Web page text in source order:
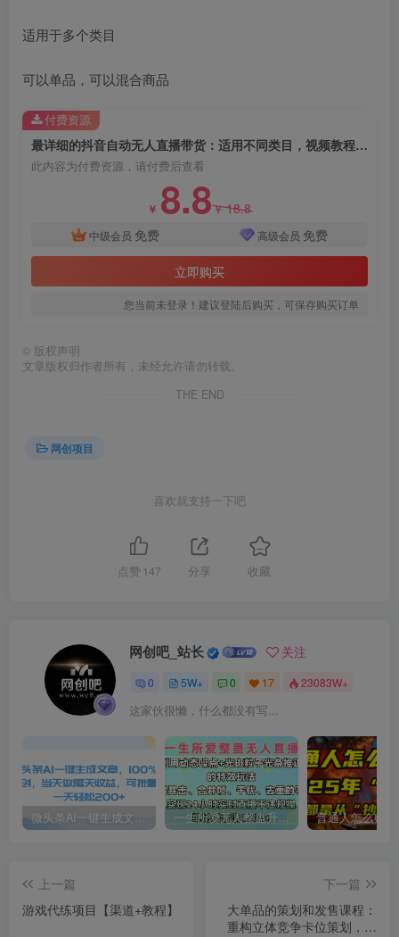
适用于多个类目
可以单品，可以混合商品
最详细的抖音自动无人直播带货：适用不同类目，视频教程+软件
此内容为付费资源，请付费后查看
￥ 8.8￥18.8
中级会员 免费 高级会员 免费
立即购买
您当前未登录！建议登陆后购买，可保存购买订单
付费资源
© 版权声明
文章版权归作者所有，未经允许请勿转载。
THE END
网创项目
喜欢就支持一下吧
点赞 147 分享 收藏
网创吧_站长 关注
0 5W+ 0 17 23083W+
这家伙很懒，什么都没有写...
微头条AI一键生成文章，100%过原创，当天做隔天收益，可批量，一天轻松200+ 一生所爱无人整蛊升级版9.0，利用动态噪点+光斑粒子光条推进的特效玩法，内附暴击、合并帧、干扰、去重的手法，实现24小时实时直播不违规操，单场日入1500+，小白也能无脑驾驭
上一篇
游戏代练项目【渠道+教程】
下一篇
大单品的策划和发售课程：
重构立体竞争卡位策划，让